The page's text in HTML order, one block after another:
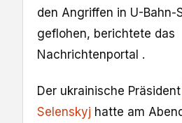
den Angriffen in U-Bahn-
geflohen, berichtete das
Nachrichtenportal .
Der ukrainische Präsident
Selenskyj hatte am